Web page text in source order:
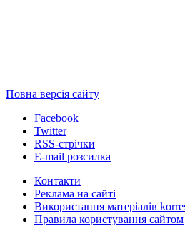
Повна версія сайту
Facebook
Twitter
RSS-стрічки
E-mail розсилка
Контакти
Реклама на сайті
Використання матеріалів
Правила користування сайтом